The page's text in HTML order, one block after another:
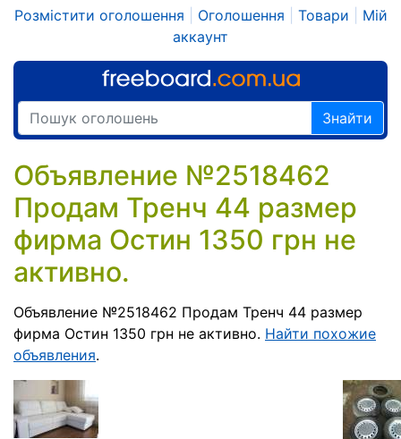
Розмістити оголошення Оголошення Товари
Мій
аккаунт
Знайти
Объявление №2518462
Продам Тренч 44 размер
фирма Остин 1350 грн не
активно.
Объявление №2518462 Продам Тренч 44 размер
фирма Остин 1350 грн не активно. Найти похожие
объявления.